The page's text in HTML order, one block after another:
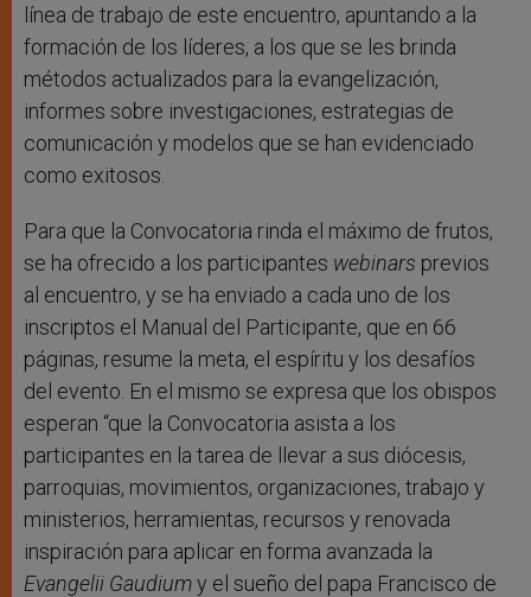
línea de trabajo de este encuentro, apuntando a la
formación de los líderes, a los que se les brinda
métodos actualizados para la evangelización,
informes sobre investigaciones, estrategias de
comunicación y modelos que se han evidenciado
como exitosos.
Para que la Convocatoria rinda el máximo de frutos,
se ha ofrecido a los participantes webinars previos
al encuentro, y se ha enviado a cada uno de los
inscriptos el Manual del Participante, que en 66
páginas, resume la meta, el espíritu y los desafíos
del evento. En el mismo se expresa que los obispos
esperan “que la Convocatoria asista a los
participantes en la tarea de llevar a sus diócesis,
parroquias, movimientos, organizaciones, trabajo y
ministerios, herramientas, recursos y renovada
inspiración para aplicar en forma avanzada la
Evangelii Gaudiumy el sueño del papa Francisco de